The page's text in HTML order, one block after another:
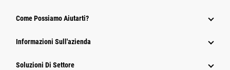
Come Possiamo Aiutarti?
Informazioni Sull'azienda
Soluzioni Di Settore